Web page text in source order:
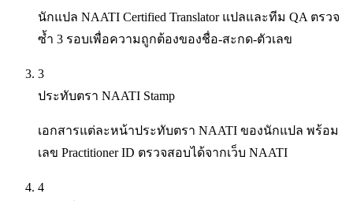
นักแปล NAATI Certified Translator แปลและทีม QA ตรวจ
ซ้ำ 3 รอบเพื่อความถูกต้องของชื่อ-สะกด-ตัวเลข
3
ประทับตรา NAATI Stamp
เอกสารแต่ละหน้าประทับตรา NAATI ของนักแปล พร้อม
เลข Practitioner ID ตรวจสอบได้จากเว็บ NAATI
4